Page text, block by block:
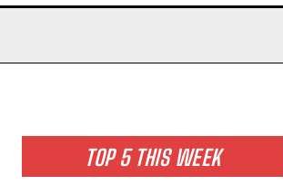
TOP 5 THIS WEEK